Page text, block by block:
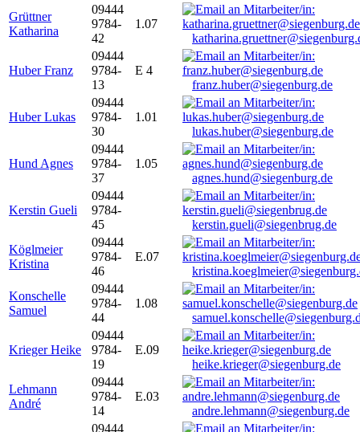
Grüttner
Katharina
09444
9784-
42
1.07
Huber Franz
09444
9784-
13
E 4
franz.huber@siegenburg.de
Huber Lukas
09444
9784-
30
1.01
lukas.huber@siegenburg.de
Hund Agnes
09444
9784-
37
1.05
agnes.hund@siegenburg.de
Kerstin Gueli
09444
9784-
45
kerstin.gueli@siegenbrug.de
Köglmeier
Kristina
09444
9784-
46
E.07
Konschelle
Samuel
09444
9784-
44
1.08
Krieger Heike
09444
9784-
19
E.09
heike.krieger@siegenburg.de
Lehmann
André
09444
9784-
14
E.03
andre.lehmann@siegenburg.de
09444